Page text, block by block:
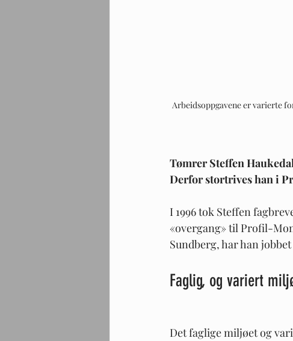
Arbeidsoppgavene er varierte
Tømrer Steffen
Derfor stortrives han i
I 1996 tok Steffen
«overgang» til Profil-
Sundberg, har han
Faglig, og variert
Det faglige miljøet og